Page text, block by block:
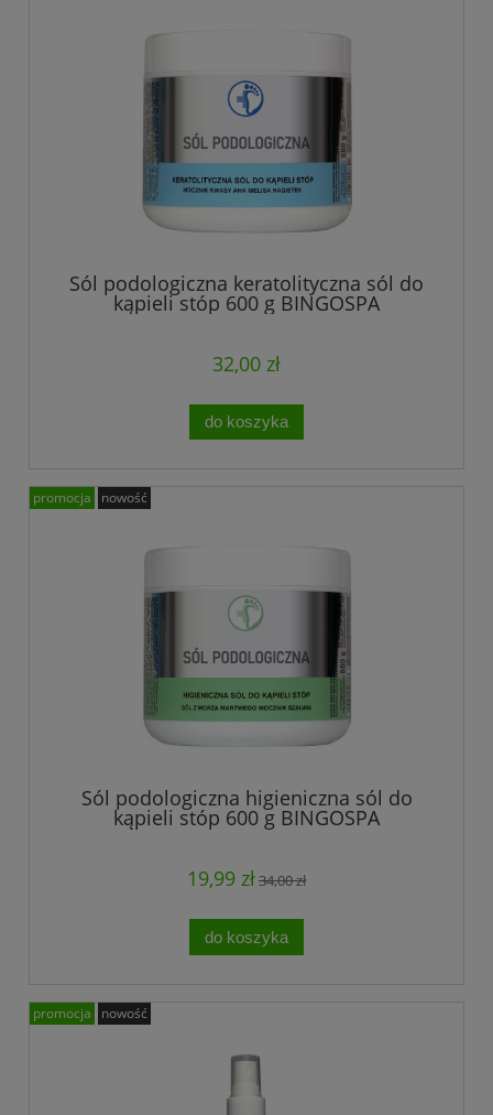
Sól podologiczna keratolityczna sól do
kąpieli stóp 600 g BINGOSPA
32,00 zł
do koszyka
Sól podologiczna higieniczna sól do
kąpieli stóp 600 g BINGOSPA
19,99 zł34,00 zł
do koszyka
promocja nowość
promocja nowość